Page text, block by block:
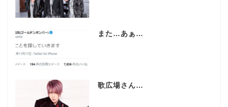
また…あぁ…
歌広場さん…